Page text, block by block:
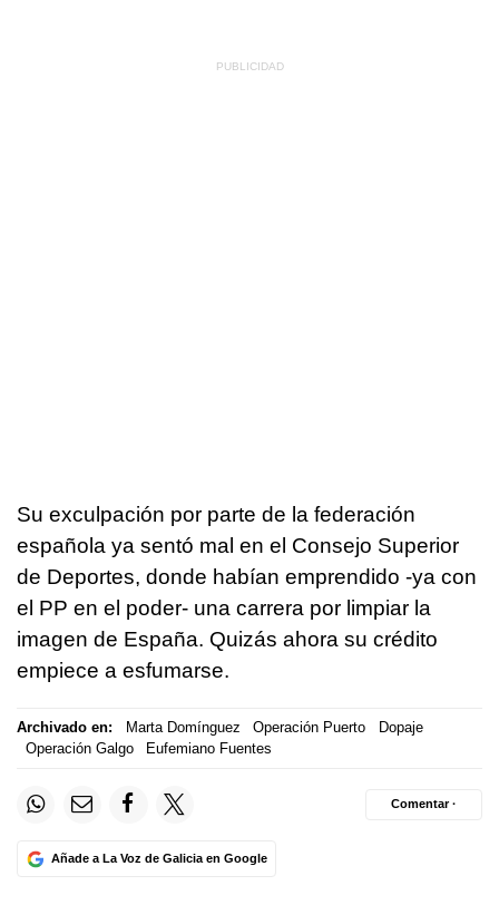
Su exculpación por parte de la federación
española ya sentó mal en el Consejo Superior
de Deportes, donde habían emprendido -ya con
el PP en el poder- una carrera por limpiar la
imagen de España. Quizás ahora su crédito
empiece a esfumarse.
Archivado en: Marta Domínguez Operación Puerto
Dopaje
Operación Galgo
Eufemiano Fuentes
Añade a La Voz de Galicia en Google
Comentar ·